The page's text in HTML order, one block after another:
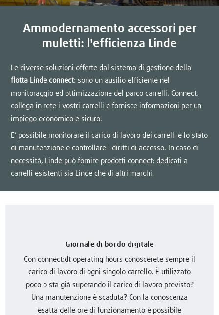
Ammodernamento accessori per
muletti: l'efficienza Linde
Le diverse soluzioni offerte dal sistema di gestione della
flotta Linde connect: sono un ausilio efficiente nel
monitoraggio ed ottimizzazione del parco carrelli. Connect,
collega in rete i vostri carrelli e fornisce informazioni per un
impiego economico e sicuro.
E’ possibile monitorare il carico di lavoro dei carrelli e lo stato
di manutenzione e controllare i diritti di accesso. In caso di
necessità, Linde può fornire prodotti connect: dedicati a
carrelli esistenti sia Linde che di altri marchi.
Giornale di bordo digitale
Con connect:dt operating hours conoscerete sempre il
carico di lavoro di ogni singolo carrello. È utilizzato
poco o sta già superando il carico di lavoro previsto?
Una manutenzione è scaduta? Con la conoscenza
esatta delle ore di funzionamento è possibile